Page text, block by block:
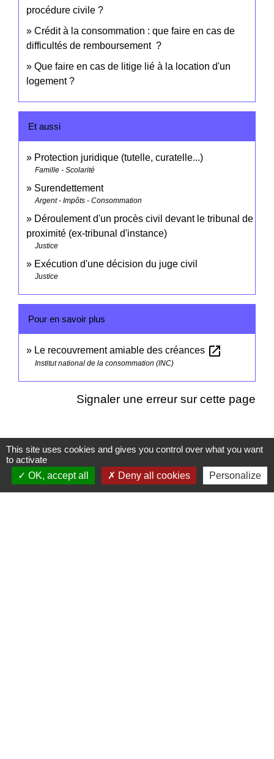
procédure civile ?
Crédit à la consommation : que faire en cas de
difficultés de remboursement ?
Que faire en cas de litige lié à la location d'un
logement ?
Et aussi
Protection juridique (tutelle, curatelle...)
Famille - Scolarité
Surendettement
Argent - Impôts - Consommation
Déroulement d'un procès civil devant le tribunal de
proximité (ex-tribunal d'instance)
Justice
Exécution d'une décision du juge civil
Justice
Pour en savoir plus
Le recouvrement amiable des créances open_in_new
Institut national de la consommation (INC)
Signaler une erreur sur cette page
Coordonnées
Commune de Barzan
This site uses cookies and gives you control over what you want
to activate
OK, accept all
Deny all cookies Personalize